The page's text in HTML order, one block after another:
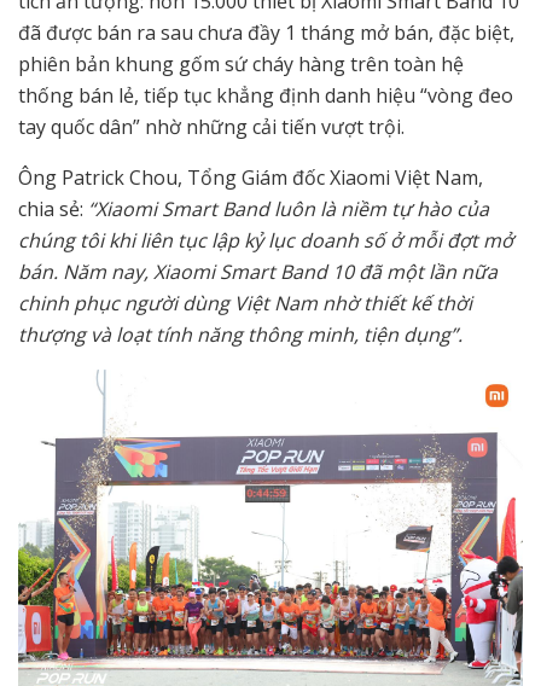
đã được bán ra sau chưa đầy 1 tháng mở bán, đặc biệt,
phiên bản khung gốm sứ cháy hàng trên toàn hệ
thống bán lẻ, tiếp tục khẳng định danh hiệu “vòng đeo
tay quốc dân” nhờ những cải tiến vượt trội.
Ông Patrick Chou, Tổng Giám đốc Xiaomi Việt Nam,
chia sẻ: “Xiaomi Smart Band luôn là niềm tự hào của
chúng tôi khi liên tục lập kỷ lục doanh số ở mỗi đợt mở
bán. Năm nay, Xiaomi Smart Band 10 đã một lần nữa
chinh phục người dùng Việt Nam nhờ thiết kế thời
thượng và loạt tính năng thông minh, tiện dụng”.